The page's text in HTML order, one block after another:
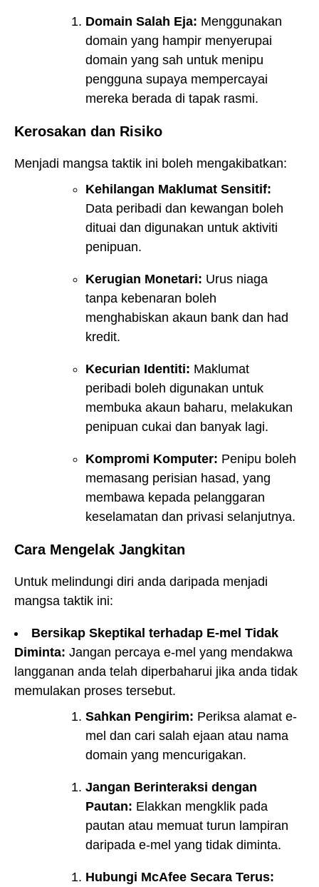
Domain Salah Eja: Menggunakan
domain yang hampir menyerupai
domain yang sah untuk menipu
pengguna supaya mempercayai
mereka berada di tapak rasmi.
Kerosakan dan Risiko
Menjadi mangsa taktik ini boleh mengakibatkan:
Kehilangan Maklumat Sensitif:
Data peribadi dan kewangan boleh
dituai dan digunakan untuk aktiviti
penipuan.
Kerugian Monetari: Urus niaga
tanpa kebenaran boleh
menghabiskan akaun bank dan had
kredit.
Kecurian Identiti: Maklumat
peribadi boleh digunakan untuk
membuka akaun baharu, melakukan
penipuan cukai dan banyak lagi.
Kompromi Komputer: Penipu boleh
memasang perisian hasad, yang
membawa kepada pelanggaran
keselamatan dan privasi selanjutnya.
Cara Mengelak Jangkitan
Untuk melindungi diri anda daripada menjadi
mangsa taktik ini:
Bersikap Skeptikal terhadap E-mel Tidak
Diminta: Jangan percaya e-mel yang mendakwa
langganan anda telah diperbaharui jika anda tidak
memulakan proses tersebut.
Sahkan Pengirim: Periksa alamat e-
mel dan cari salah ejaan atau nama
domain yang mencurigakan.
Jangan Berinteraksi dengan
Pautan: Elakkan mengklik pada
pautan atau memuat turun lampiran
daripada e-mel yang tidak diminta.
Hubungi McAfee Secara Terus: